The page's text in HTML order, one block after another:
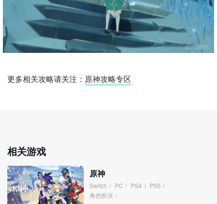
更多相关攻略请关注： 原神攻略专区
相关游戏
原神
Switch / PC / PS4 / PS5 /
角色扮演 /